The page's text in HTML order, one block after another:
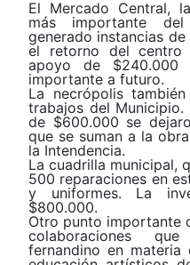
El Mercado Central,
más importante
generado instancias
el retorno del
apoyo de $240.000
importante a futuro.
La necrópolis
trabajos del
de $600.000 se
que se suman a la
la Intendencia.
La cuadrilla municipal,
500 reparaciones en
y uniformes. La
$800.000.
Otro punto importante
colaboraciones
fernandino en